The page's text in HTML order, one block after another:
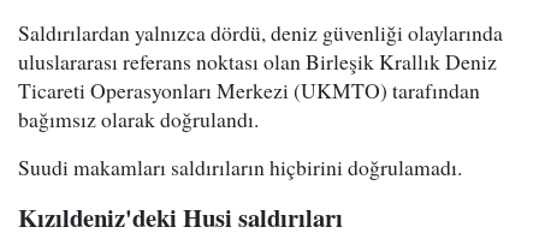
Saldırılardan yalnızca dördü, deniz güvenliği olaylarında
uluslararası referans noktası olan Birleşik Krallık Deniz
Ticareti Operasyonları Merkezi (UKMTO) tarafından
bağımsız olarak doğrulandı.
Suudi makamları saldırıların hiçbirini doğrulamadı.
Kızıldeniz'deki Husi saldırıları